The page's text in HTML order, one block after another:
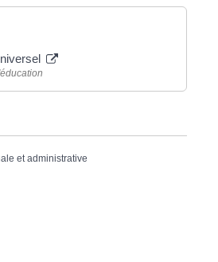
et administrative